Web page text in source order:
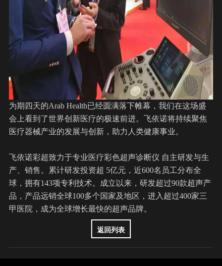
为期四天的Arab Health已经圆满落下帷幕，我们在这场盛
会上看到了世界创新医疗的极速前进。飞依诺将持续聚焦
医疗器械产业的发展与创新，助力人类健康事业。
飞依诺彩超致力于专业医疗彩色超声诊断仪 自主研发与生
产、销售。累计研发投资超 5亿元，近600名员工分布全
球，拥有143项专利技术。成立以来，研发超过90款超声产
品，产品远销全球100多个国家及地区，进入超过400家三
甲医院，成为全球增长最快的超声品牌。
返回列表